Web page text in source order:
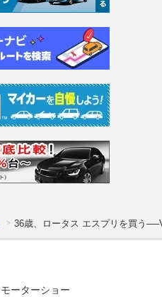
36歳、ロータス エスプリを買う
モーターショー